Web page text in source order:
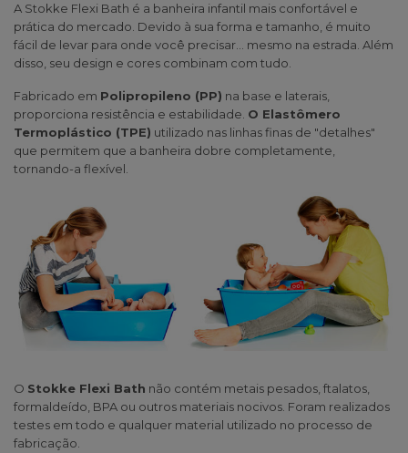
A Stokke Flexi Bath é a banheira infantil mais confortável e
prática do mercado. Devido à sua forma e tamanho, é muito
fácil de levar para onde você precisar... mesmo na estrada. Além
disso, seu design e cores combinam com tudo.
Fabricado em Polipropileno (PP) na base e laterais,
proporciona resistência e estabilidade. O Elastômero
Termoplástico (TPE) utilizado nas linhas finas de "detalhes"
que permitem que a banheira dobre completamente,
tornando-a flexível.
O Stokke Flexi Bath não contém metais pesados, ftalatos,
formaldeído, BPA ou outros materiais nocivos. Foram realizados
testes em todo e qualquer material utilizado no processo de
fabricação.